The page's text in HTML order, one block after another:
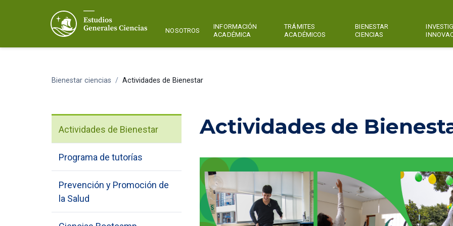
NOSOTROS
INFORMACIÓN
ACADÉMICA
TRÁMITES
ACADÉMICOS
BIENESTAR
CIENCIAS
Bienestar ciencias / Actividades de Bienestar
Actividades de Bienestar
Programa de tutorías
Prevención y Promoción de
la Salud
Actividades de